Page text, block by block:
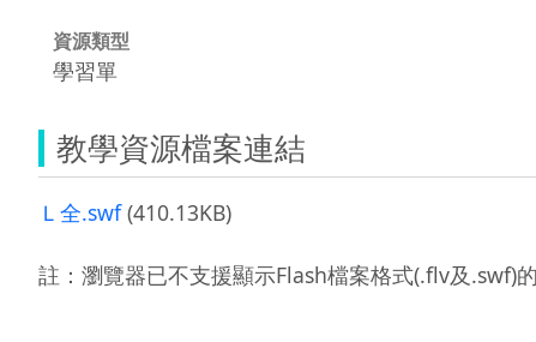
資源類型
學習單
教學資源檔案連結
Ｌ全.swf(410.13KB)
註：瀏覽器已不支援顯示Flash檔案格式(.flv及.swf)